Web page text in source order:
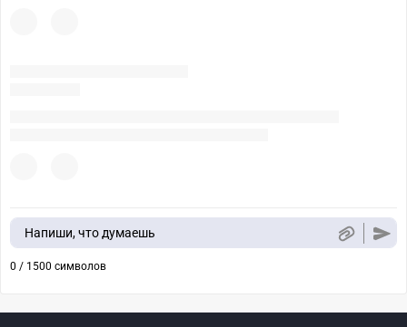
Напиши, что думаешь
0 / 1500 символов